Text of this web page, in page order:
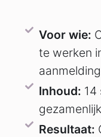
Voor wie:
te werken
Inhoud: 14
Resultaat: